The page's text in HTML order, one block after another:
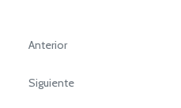
Anterior
Siguiente